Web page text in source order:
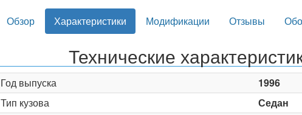
Обзор Характеристики Модификации Отзывы
Технические
Год выпуска
1996
Тип кузова
Седан